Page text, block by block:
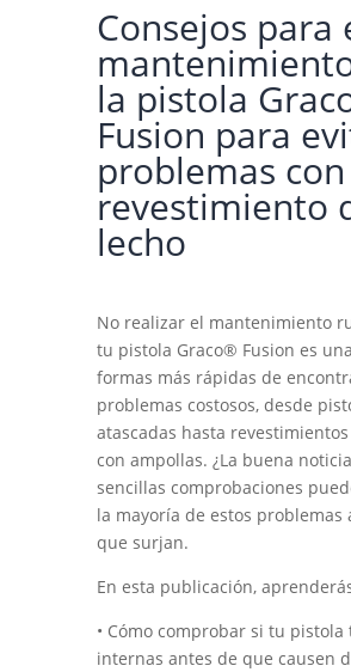
Consejos para
la pistola
Fusion para
problemas
revestimiento
lecho
No realizar el mantenimiento
tu pistola Graco® Fusion es
formas más rápidas de
problemas costosos, desde
atascadas hasta
con ampollas. ¿La buena
sencillas comprobaciones
la mayoría de estos problemas
que surjan.
En esta publicación,
• Cómo comprobar si tu pistola
internas antes de que causen